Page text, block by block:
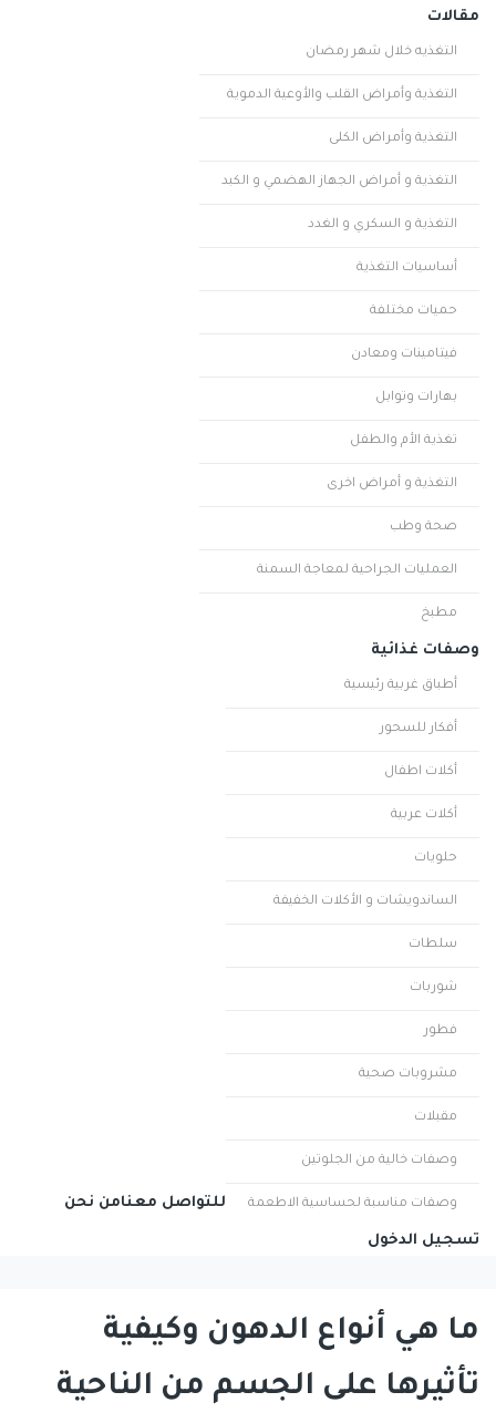
مقالات
التغذيه خلال شهر رمضان
التغذية وأمراض القلب والأوعية الدموية
التغذية وأمراض الكلى
التغذية و أمراض الجهاز الهضمي و الكبد
التغذية و السكري و الغدد
أساسيات التغذية
حميات مختلفة
فيتامينات ومعادن
بهارات وتوابل
تغذية الأم والطفل
التغذية و أمراض اخرى
صحة وطب
العمليات الجراحية لمعاجة السمنة
مطبخ
وصفات غذائية
أطباق غربية رئيسية
أفكار للسحور
أكلات اطفال
أكلات عربية
حلويات
الساندويشات و الأكلات الخفيفة
سلطات
شوربات
فطور
مشروبات صحية
مقبلات
وصفات خالية من الجلوتين
وصفات مناسبة لحساسية الاطعمة للتواصل معنامن نحن
تسجيل الدخول
ما هي أنواع الدهون وكيفية
تأثيرها على الجسم من الناحية